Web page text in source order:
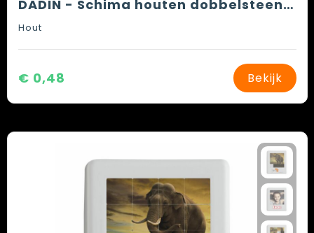
DADIN - Schima houten dobbelsteen 3cm
Hout
€ 0,48 Bekijk